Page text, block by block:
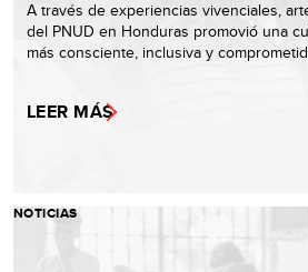
A través de experiencias vivenciales,
del PNUD en Honduras promovió una
más consciente, inclusiva y
LEER MÁS
NOTICIAS